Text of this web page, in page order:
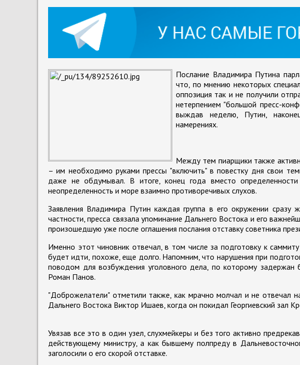
Послание Владимира Путина
что, по мнению некоторых
оппозиция так и не получили
нетерпением "большой пресс-
выждав неделю, Путин,
намерениях.
Между тем пиарщики также
– им необходимо руками прессы "включить" в повестку дня свои
даже не обдумывал. В итоге, конец года вместо
неопределенность и море взаимно противоречивых слухов.
Заявления Владимира Путин каждая группа в его окружении сразу
частности, пресса связала упоминание Дальнего Востока и его
произошедшую уже после оглашения послания отставку советника
Именно этот чиновник отвечал, в том числе за подготовку к
будет идти, похоже, еще долго. Напомним, что нарушения при
поводом для возбуждения уголовного дела, по которому задержан
Роман Панов.
"Доброжелатели" отметили также, как мрачно молчал и не отвечал
Дальнего Востока Виктор Ишаев, когда он покидал Георгиевский зал
Увязав все это в один узел, слухмейкеры и без того активно
действующему министру, а как бывшему полпреду в
заголосили о его скорой отставке.